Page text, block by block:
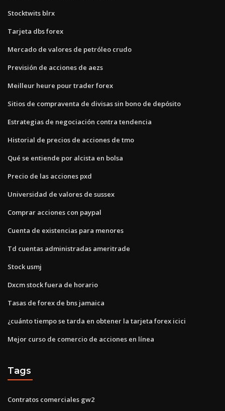
Stocktwits blrx
Tarjeta dbs forex
Mercado de valores de petróleo crudo
Previsión de acciones de aezs
Meilleur heure pour trader forex
Sitios de compraventa de divisas sin bono de depósito
Estrategias de negociación contra tendencia
Historial de precios de acciones de tmo
Qué se entiende por alcista en bolsa
Precio de las acciones pxd
Universidad de valores de sussex
Comprar acciones con paypal
Cuenta de existencias para menores
Td cuentas administradas ameritrade
Stock usmj
Dxcm stock fuera de horario
Tasas de forex de bns jamaica
¿cuánto tiempo se tarda en obtener la tarjeta forex icici
Mejor curso de comercio de acciones en línea
Tags
Contratos comerciales gw2